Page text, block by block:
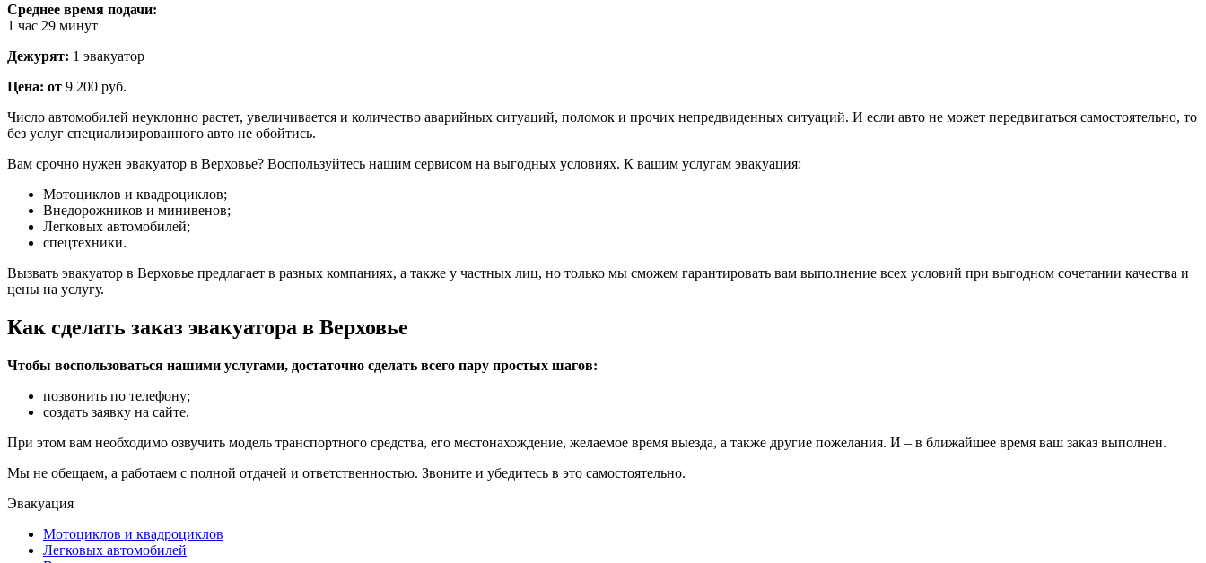
Среднее время подачи:
1 час 29 минут
Дежурят: 1 эвакуатор
Цена: от 9 200 руб.
Число автомобилей неуклонно растет, увеличивается и количество аварийных ситуаций, поломок и прочих непредвиденных ситуаций. И если авто не может передвигаться самостоятельно, то
без услуг специализированного авто не обойтись.
Вам срочно нужен эвакуатор в Верховье? Воспользуйтесь нашим сервисом на выгодных условиях. К вашим услугам эвакуация:
Мотоциклов и квадроциклов;
Внедорожников и минивенов;
Легковых автомобилей;
спецтехники.
Вызвать эвакуатор в Верховье предлагает в разных компаниях, а также у частных лиц, но только мы сможем гарантировать вам выполнение всех условий при выгодном сочетании качества и
цены на услугу.
Как сделать заказ эвакуатора в Верховье
Чтобы воспользоваться нашими услугами, достаточно сделать всего пару простых шагов:
позвонить по телефону;
создать заявку на сайте.
При этом вам необходимо озвучить модель транспортного средства, его местонахождение, желаемое время выезда, а также другие пожелания. И – в ближайшее время ваш заказ выполнен.
Мы не обещаем, а работаем с полной отдачей и ответственностью. Звоните и убедитесь в это самостоятельно.
Эвакуация
Мотоциклов и квадроциклов
Легковых автомобилей